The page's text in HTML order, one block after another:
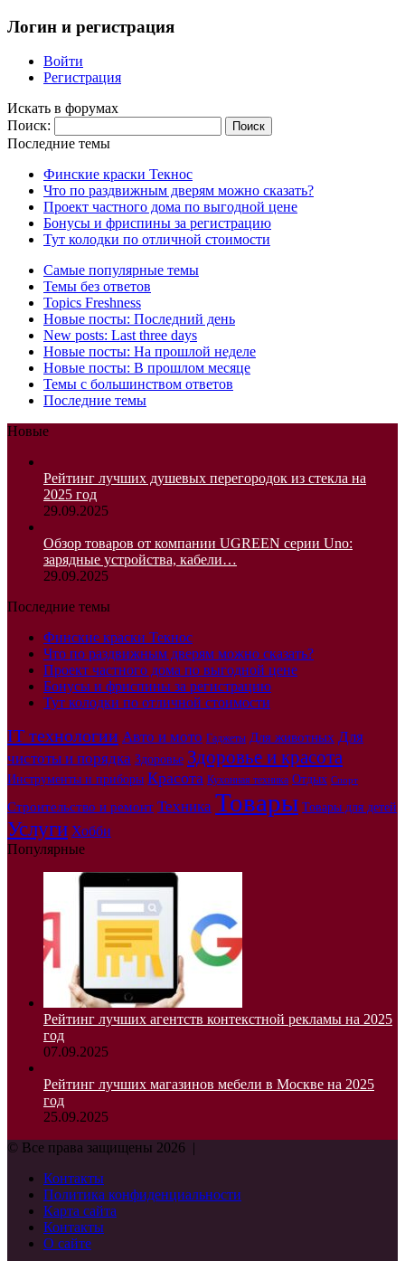
Логин и регистрация
Войти
Регистрация
Искать в форумах
Поиск:
Последние темы
Финские краски Текнос
Что по раздвижным дверям можно сказать?
Проект частного дома по выгодной цене
Бонусы и фриспины за регистрацию
Тут колодки по отличной стоимости
Самые популярные темы
Темы без ответов
Topics Freshness
Новые посты: Последний день
New posts: Last three days
Новые посты: На прошлой неделе
Новые посты: В прошлом месяце
Темы с большинством ответов
Последние темы
Новые
Рейтинг лучших душевых перегородок из стекла на
2025 год
29.09.2025
Обзор товаров от компании UGREEN серии Uno:
зарядные устройства, кабели…
29.09.2025
Последние темы
Финские краски Текнос
Что по раздвижным дверям можно сказать?
Проект частного дома по выгодной цене
Бонусы и фриспины за регистрацию
Тут колодки по отличной стоимости
IT технологии Авто и мото Гаджеты Для животных Для
чистоты и порядка Здоровье Здоровье и красота
Инструменты и приборы Красота Кухонная техника Отдых Спорт
Строительство и ремонт Техника Товары Товары для детей
Услуги Хобби
Популярные
Рейтинг лучших агентств контекстной рекламы на 2025
год
07.09.2025
Рейтинг лучших магазинов мебели в Москве на 2025
год
25.09.2025
© Все права защищены 2026 |
Контакты
Политика конфиденциальности
Карта сайта
Контакты
О сайте